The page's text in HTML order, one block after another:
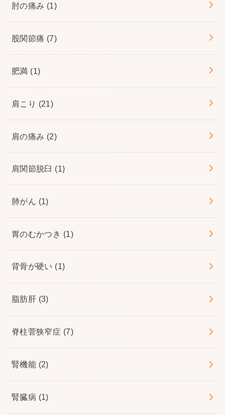
肘の痛み (1)
股関節痛 (7)
肥満 (1)
肩こり (21)
肩の痛み (2)
肩関節脱臼 (1)
肺がん (1)
胃のむかつき (1)
背骨が硬い (1)
脂肪肝 (3)
脊柱菅狭窄症 (7)
腎機能 (2)
腎臓病 (1)